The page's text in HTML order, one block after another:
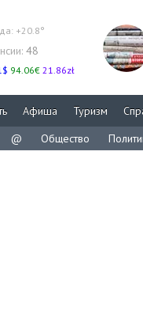
+20.8°
48
94.06€ 21.86zł
Афиша Туризм
@ Общество